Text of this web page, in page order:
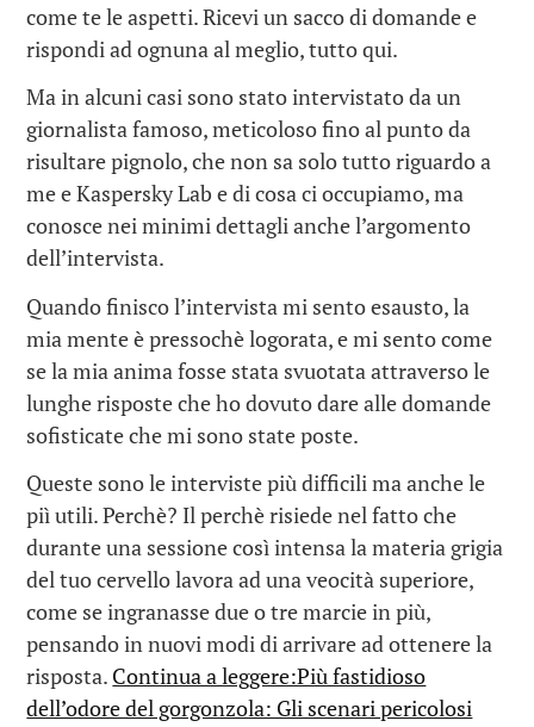
come te le aspetti. Ricevi un sacco di domande e
rispondi ad ognuna al meglio, tutto qui.
Ma in alcuni casi sono stato intervistato da un
giornalista famoso, meticoloso fino al punto da
risultare pignolo, che non sa solo tutto riguardo a
me e Kaspersky Lab e di cosa ci occupiamo, ma
conosce nei minimi dettagli anche l’argomento
dell’intervista.
Quando finisco l’intervista mi sento esausto, la
mia mente è pressochè logorata, e mi sento come
se la mia anima fosse stata svuotata attraverso le
lunghe risposte che ho dovuto dare alle domande
sofisticate che mi sono state poste.
Queste sono le interviste più difficili ma anche le
piì utili. Perchè? Il perchè risiede nel fatto che
durante una sessione così intensa la materia grigia
del tuo cervello lavora ad una veocità superiore,
come se ingranasse due o tre marcie in più,
pensando in nuovi modi di arrivare ad ottenere la
risposta. Continua a leggere:Più fastidioso
dell’odore del gorgonzola: Gli scenari pericolosi